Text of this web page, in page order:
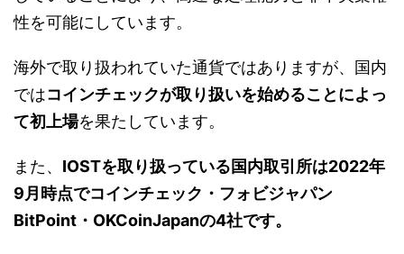
性を可能にしています。
海外で取り扱われていた通貨ではありますが、国内
ではコインチェックが取り扱いを始めることによっ
て初上場を果たしています。
また、 IOSTを取り扱っている国内取引所は2022年
9月時点でコインチェック・フォビジャパン
BitPoint・OKCoinJapanの4社です。